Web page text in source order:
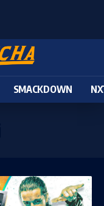
SMACKDOWN